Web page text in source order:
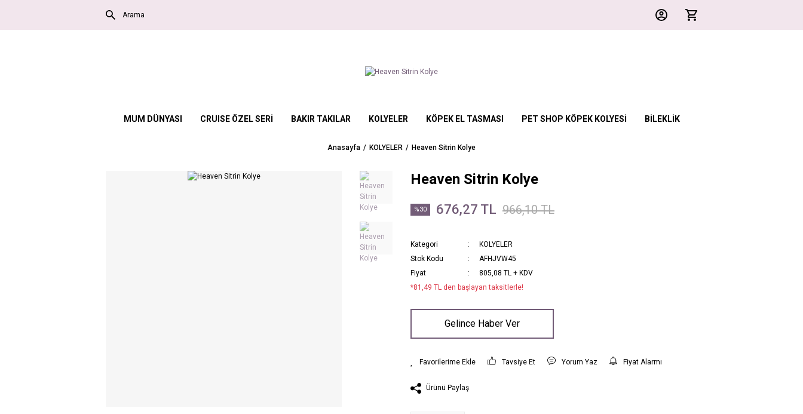
MUM DÜNYASI CRUISE ÖZEL SERİ BAKIR TAKILAR KOLYELER KÖPEK EL TASMASI PET SHOP KÖPEK KOLYESİ BİLEKLİK
Anasayfa KOLYELER Heaven Sitrin Kolye
Heaven Sitrin Kolye
%30 676,27 TL 966,10 TL
Kategori
KOLYELER
Stok Kodu
AFHJVW45
Fiyat
805,08 TL + KDV
*81,49 TL den başlayan taksitlerle!
Gelince Haber Ver
Tavsiye Et Yorum Yaz Fiyat Alarmı
Ürünü Paylaş